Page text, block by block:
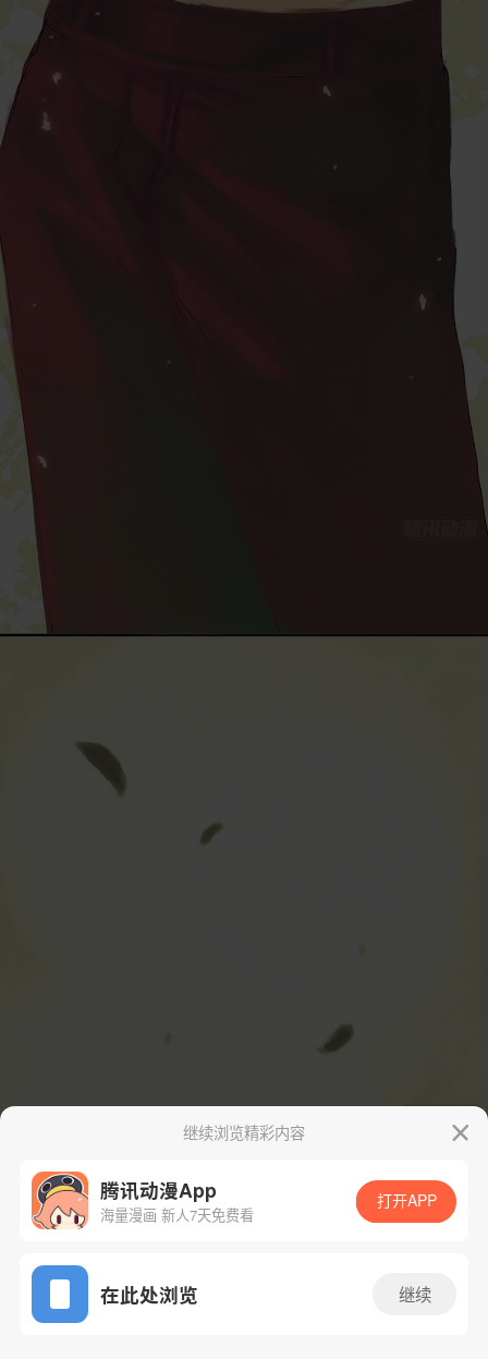
App免费看
继续浏览精彩内容
腾讯动漫App
海量漫画 新人7天免费看
打开APP
在此处浏览 继续